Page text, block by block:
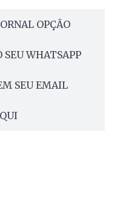
OPÇÃO
SEU WHATSAPP
SEU EMAIL